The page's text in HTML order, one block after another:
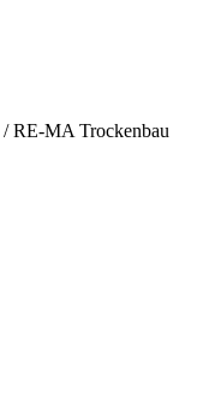
/ RE-MA Trockenbau